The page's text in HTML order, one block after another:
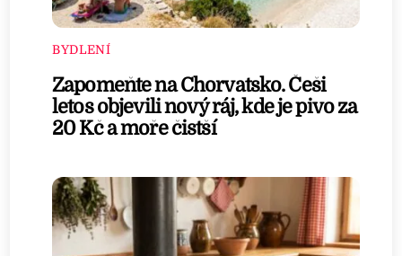
BYDLENÍ
Zapomeňte na Chorvatsko. Češi
letos objevili nový ráj, kde je pivo za
20 Kč a moře čistší